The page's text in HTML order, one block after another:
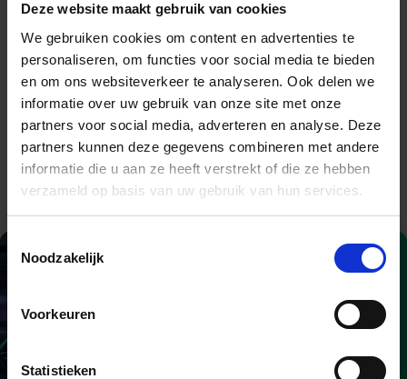
Deze website maakt gebruik van cookies
We gebruiken cookies om content en advertenties te
personaliseren, om functies voor social media te bieden
en om ons websiteverkeer te analyseren. Ook delen we
informatie over uw gebruik van onze site met onze
partners voor social media, adverteren en analyse. Deze
partners kunnen deze gegevens combineren met andere
informatie die u aan ze heeft verstrekt of die ze hebben
verzameld op basis van uw gebruik van hun services.
Noodzakelijk
Voorkeuren
Statistieken
gemaakt van deze vulnerability. De mogelijkheid tot
remote code execution maakte de kwetsbaarheid
aantrekkelijk. De hacker moest daarvoor overigens wel
gebruikers zover krijgen naar een malafide website te
gaan.
De kwetsbaarheid is gepatcht. Dus wie de laatste versie
van Google Chrome gebruikt, loopt geen gevaar.